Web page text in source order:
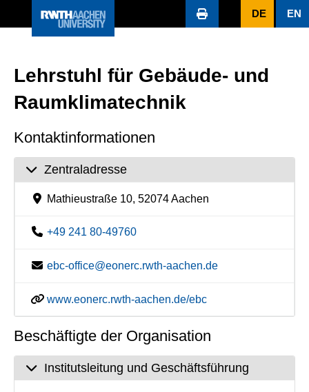
DE EN
Lehrstuhl für Gebäude- und
Raumklimatechnik
Kontaktinformationen
Zentraladresse
Mathieustraße 10, 52074 Aachen
+49 241 80-49760
ebc-office@eonerc.rwth-aachen.de
www.eonerc.rwth-aachen.de/ebc
Beschäftigte der Organisation
Institutsleitung und Geschäftsführung